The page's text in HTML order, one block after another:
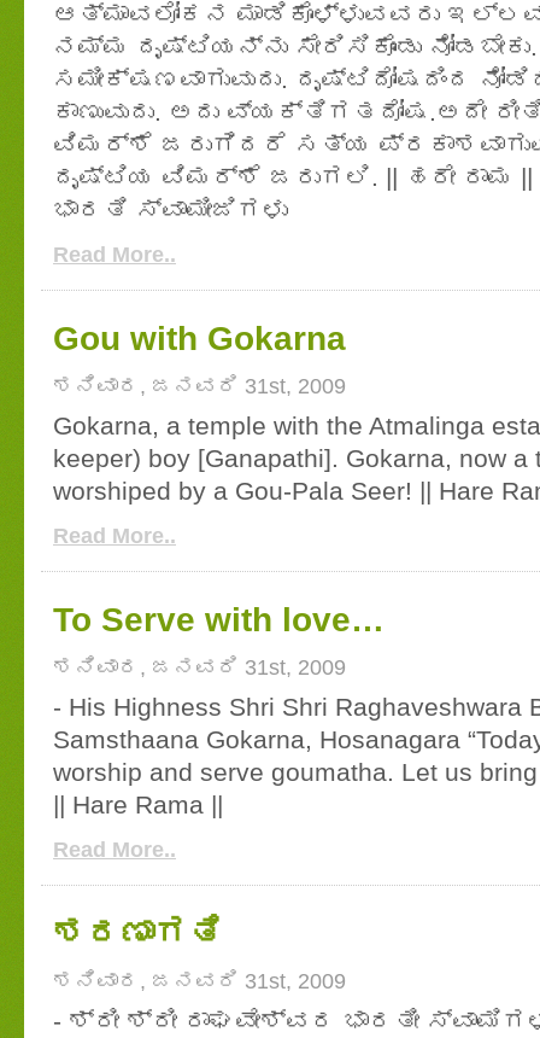
ಆತ್ಮಾವಲೋಕನ ಮಾಡಿಕೊಳ್ಳುವವರು
ನಮ್ಮ ದೃಷ್ಟಿಯನ್ನು ಸೇರಿಸಿಕೊಂಡು
ಸಮೀಕ್ಷಣವಾಗುವುದು. ದೃಷ್ಟಿದೋಷದಿಂದ
ಕಾಣುವುದು. ಅದು ವ್ಯಕ್ತಿಗತದೋಷ.ಅದೇ
ವಿಮರ್ಶೆ ಜರುಗಿದರೆ ಸತ್ಯ
ದೃಷ್ಟಿಯ ವಿಮರ್ಶೆ ಜರುಗಲಿ. || ಹರೇ ರಾಮ ||
ಭಾರತಿ ಸ್ವಾಮೀಜಿಗಳು
Read More..
Gou with Gokarna
ಶನಿವಾರ, ಜನವರಿ 31st, 2009
Gokarna, a temple with the Atmalinga
keeper) boy [Ganapathi]. Gokarna, now a
worshiped by a Gou-Pala Seer! || Hare
Read More..
To Serve with love…
ಶನಿವಾರ, ಜನವರಿ 31st, 2009
- His Highness Shri Shri Raghaveshwara
Samsthaana Gokarna, Hosanagara
worship and serve goumatha. Let us
|| Hare Rama ||
Read More..
ಶರಣಾಗತಿ
ಶನಿವಾರ, ಜನವರಿ 31st, 2009
- ಶ್ರೀ ಶ್ರೀ ರಾಘವೇಶ್ವರ ಭಾರತೀ